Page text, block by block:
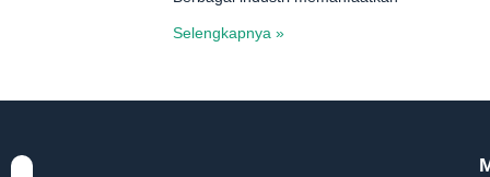
Selengkapnya »